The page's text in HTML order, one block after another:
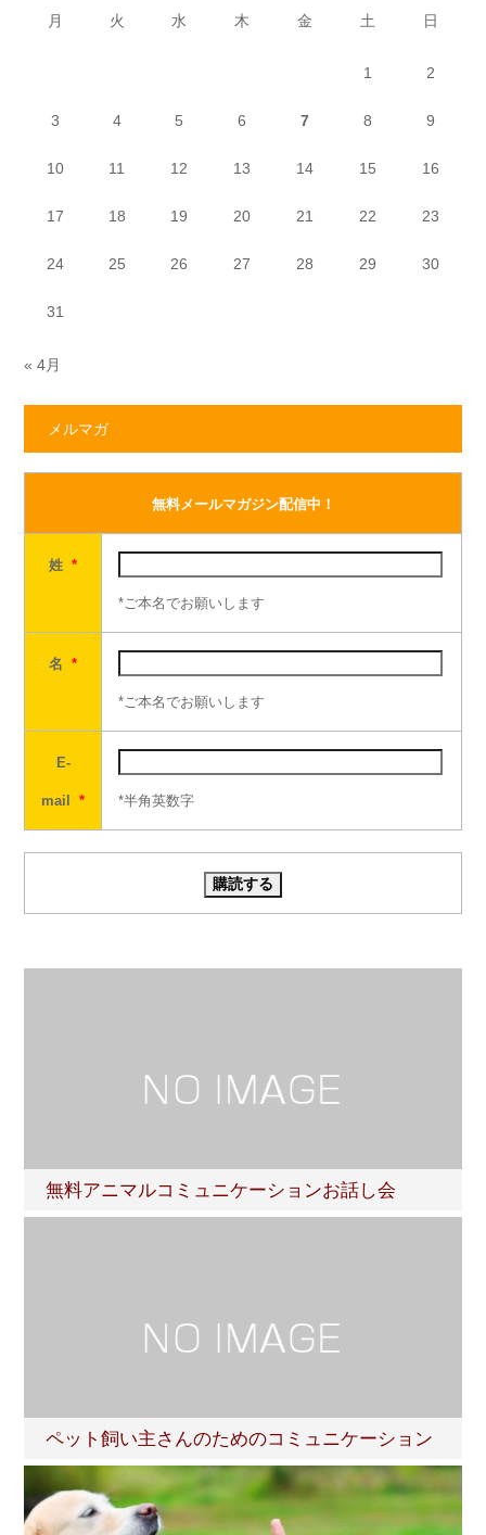
月 火 水 木 金 土 日
1 2
3 4 5 6 7 8 9
10 11 12 13 14 15 16
17 18 19 20 21 22 23
24 25 26 27 28 29 30
31
« 4月
メルマガ
無料メールマガジン配信中！
姓 *
*ご本名でお願いします
名 *
*ご本名でお願いします
E-
mail * *半角英数字
無料アニマルコミュニケーションお話し会
ペット飼い主さんのためのコミュニケーション